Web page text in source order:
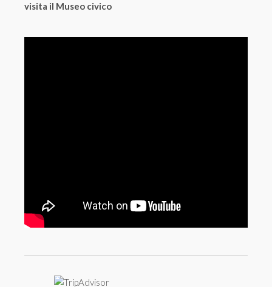
visita il Museo civico